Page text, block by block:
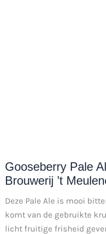
Gooseberry Pale
Brouwerij ’t
Deze Pale Ale is mooi
komt van de gebruikte
licht fruitige frisheid